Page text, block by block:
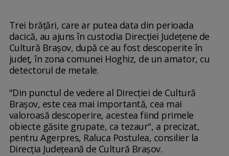
Trei brăţări, care ar putea data din perioada
dacică, au ajuns în custodia Direcţiei Judeţene de
Cultură Braşov, după ce au fost descoperite în
judeţ, în zona comunei Hoghiz, de un amator, cu
detectorul de metale.
"Din punctul de vedere al Direcţiei de Cultură
Braşov, este cea mai importantă, cea mai
valoroasă descoperire, acestea fiind primele
obiecte găsite grupate, ca tezaur", a precizat,
pentru Agerpres, Raluca Postulea, consilier la
Direcţia Judeţeană de Cultură Braşov.